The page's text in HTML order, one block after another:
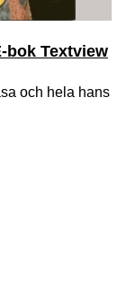
bok Textview
och hela hans